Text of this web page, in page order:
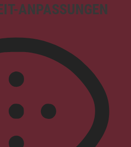
ANPASSUNGEN